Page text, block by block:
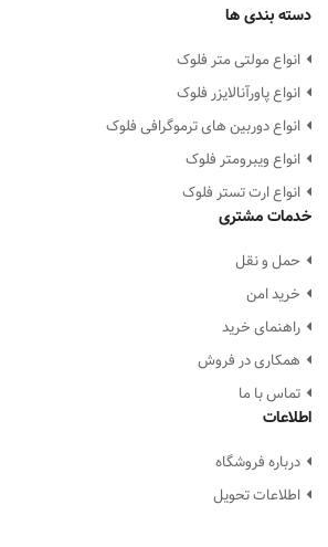
دسته بندی ها
انواع مولتی متر فلوک
انواع پاورآنالایزر فلوک
انواع دوربین های ترموگرافی فلوک
انواع ویبرومتر فلوک
انواع ارت تستر فلوک
خدمات مشتری
حمل و نقل
خرید امن
راهنمای خرید
همکاری در فروش
تماس با ما
اطلاعات
درباره فروشگاه
اطلاعات تحویل